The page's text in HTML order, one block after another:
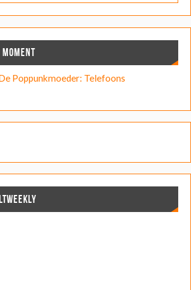
MOMENT
Poppunkmoeder: Telefoons